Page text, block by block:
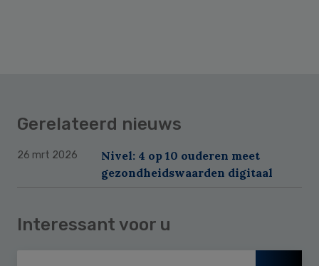
Gerelateerd nieuws
26 mrt 2026
Nivel: 4 op 10 ouderen meet
gezondheidswaarden digitaal
Interessant voor u